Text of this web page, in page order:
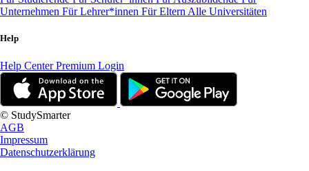
Unternehmen Für Lehrer*innen Für Eltern Alle Universitäten
Help
Help CenterPremium Login
© StudySmarter
AGB
Impressum
Datenschutzerklärung